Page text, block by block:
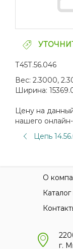
Т45Т.56.046
Вес: 2.3000,
Ширина:
Цену на
нашего онлайн-
Цепь
О
г.